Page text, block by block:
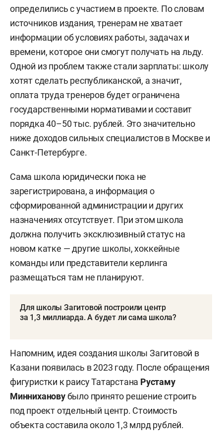
определились с участием в проекте. По словам
источников издания, тренерам не хватает
информации об условиях работы, задачах и
времени, которое они смогут получать на льду.
Одной из проблем также стали зарплаты: школу
хотят сделать республиканской, а значит,
оплата труда тренеров будет ограничена
государственными нормативами и составит
порядка 40–50 тыс. рублей. Это значительно
ниже доходов сильных специалистов в Москве и
Санкт-Петербурге.
Сама школа юридически пока не
зарегистрирована, а информация о
сформированной администрации и других
назначениях отсутствует. При этом школа
должна получить эксклюзивный статус на
новом катке — другие школы, хоккейные
команды или представители керлинга
размещаться там не планируют.
Для школы Загитовой построили центр
за 1,3 миллиарда. А будет ли сама школа?
Напомним, идея создания школы Загитовой в
Казани появилась в 2023 году. После обращения
фигуристки к раису Татарстана Рустаму
Миннихановубыло принято решение строить
под проект отдельный центр. Стоимость
объекта составила около 1,3 млрд рублей.